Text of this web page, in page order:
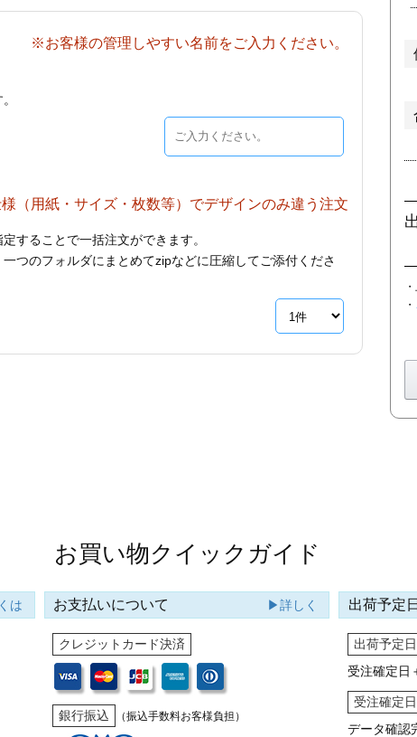
※お客様の管理しやすい名前をご入力ください。
（用紙・サイズ・枚数等）でデザインのみ違う注文
することで一括注文ができます。
つのフォルダにまとめてzipなどに圧縮してご添付くださ
・
お買い物クイックガイド
は お支払いについて ▶詳しく
クレジットカード決済
銀行振込 （振込手数料お客様負担）
出荷予定
出荷予定
受注確定日
受注確定
データ確認